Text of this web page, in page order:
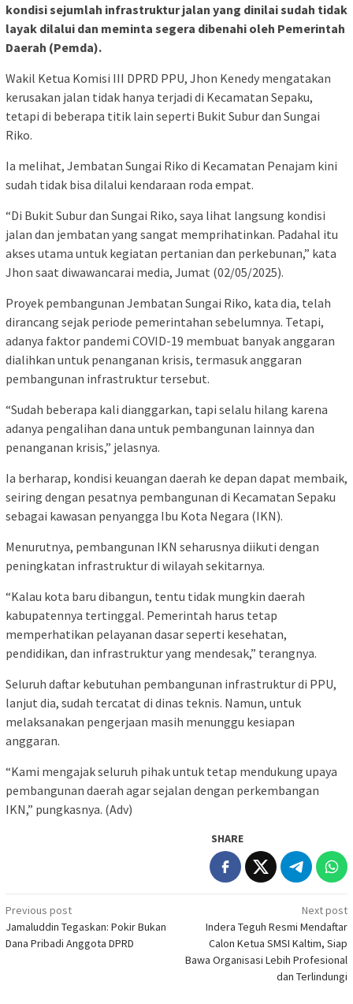
kondisi sejumlah infrastruktur jalan yang dinilai sudah tidak
layak dilalui dan meminta segera dibenahi oleh Pemerintah
Daerah (Pemda).
Wakil Ketua Komisi III DPRD PPU, Jhon Kenedy mengatakan
kerusakan jalan tidak hanya terjadi di Kecamatan Sepaku,
tetapi di beberapa titik lain seperti Bukit Subur dan Sungai
Riko.
Ia melihat, Jembatan Sungai Riko di Kecamatan Penajam kini
sudah tidak bisa dilalui kendaraan roda empat.
“Di Bukit Subur dan Sungai Riko, saya lihat langsung kondisi
jalan dan jembatan yang sangat memprihatinkan. Padahal itu
akses utama untuk kegiatan pertanian dan perkebunan,” kata
Jhon saat diwawancarai media, Jumat (02/05/2025).
Proyek pembangunan Jembatan Sungai Riko, kata dia, telah
dirancang sejak periode pemerintahan sebelumnya. Tetapi,
adanya faktor pandemi COVID-19 membuat banyak anggaran
dialihkan untuk penanganan krisis, termasuk anggaran
pembangunan infrastruktur tersebut.
“Sudah beberapa kali dianggarkan, tapi selalu hilang karena
adanya pengalihan dana untuk pembangunan lainnya dan
penanganan krisis,” jelasnya.
Ia berharap, kondisi keuangan daerah ke depan dapat membaik,
seiring dengan pesatnya pembangunan di Kecamatan Sepaku
sebagai kawasan penyangga Ibu Kota Negara (IKN).
Menurutnya, pembangunan IKN seharusnya diikuti dengan
peningkatan infrastruktur di wilayah sekitarnya.
“Kalau kota baru dibangun, tentu tidak mungkin daerah
kabupatennya tertinggal. Pemerintah harus tetap
memperhatikan pelayanan dasar seperti kesehatan,
pendidikan, dan infrastruktur yang mendesak,” terangnya.
Seluruh daftar kebutuhan pembangunan infrastruktur di PPU,
lanjut dia, sudah tercatat di dinas teknis. Namun, untuk
melaksanakan pengerjaan masih menunggu kesiapan
anggaran.
“Kami mengajak seluruh pihak untuk tetap mendukung upaya
pembangunan daerah agar sejalan dengan perkembangan
IKN,” pungkasnya. (Adv)
SHARE
Post
navigation
Previous post
Jamaluddin Tegaskan: Pokir Bukan
Dana Pribadi Anggota DPRD
Next post
Indera Teguh Resmi Mendaftar
Calon Ketua SMSI Kaltim, Siap
Bawa Organisasi Lebih Profesional
dan Terlindungi